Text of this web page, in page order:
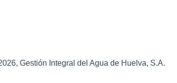
Gestión Integral del Agua de Huelva, S.A.